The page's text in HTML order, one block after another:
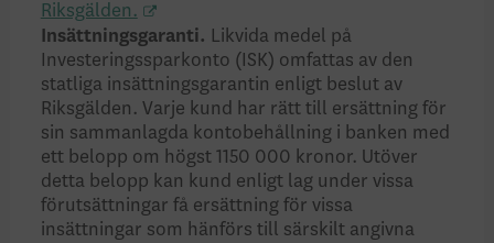
Riksgälden.
Insättningsgaranti. Likvida medel på
Investeringssparkonto (ISK) omfattas av den
statliga insättningsgarantin enligt beslut av
Riksgälden. Varje kund har rätt till ersättning för
sin sammanlagda kontobehållning i banken med
ett belopp om högst 1150 000 kronor. Utöver
detta belopp kan kund enligt lag under vissa
förutsättningar få ersättning för vissa
insättningar som hänförs till särskilt angivna